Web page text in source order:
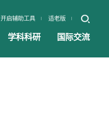
开启辅助工具 适老版
学科科研 国际交流